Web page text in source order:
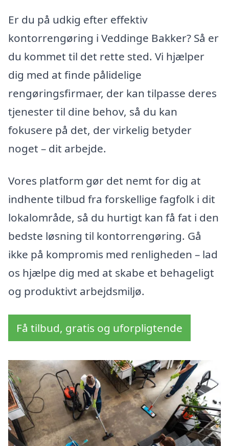
Er du på udkig efter effektiv
kontorrengøring i Veddinge Bakker? Så er
du kommet til det rette sted. Vi hjælper
dig med at finde pålidelige
rengøringsfirmaer, der kan tilpasse deres
tjenester til dine behov, så du kan
fokusere på det, der virkelig betyder
noget – dit arbejde.
Vores platform gør det nemt for dig at
indhente tilbud fra forskellige fagfolk i dit
lokalområde, så du hurtigt kan få fat i den
bedste løsning til kontorrengøring. Gå
ikke på kompromis med renligheden – lad
os hjælpe dig med at skabe et behageligt
og produktivt arbejdsmiljø.
Få tilbud, gratis og uforpligtende